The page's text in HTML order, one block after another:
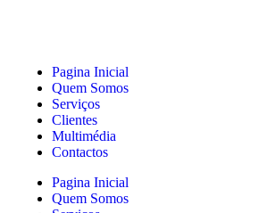
Pagina Inicial
Quem Somos
Serviços
Clientes
Multimédia
Contactos
Pagina Inicial
Quem Somos